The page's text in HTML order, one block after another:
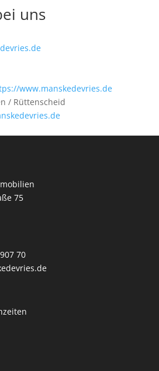
uns
www.manskedevries.de
/ Rüttenscheid
75
70